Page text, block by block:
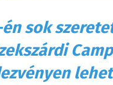
én sok